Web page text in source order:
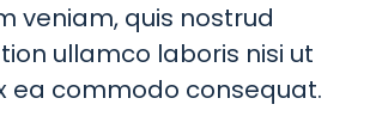
veniam, quis nostrud
ullamco laboris nisi ut
ea commodo consequat.